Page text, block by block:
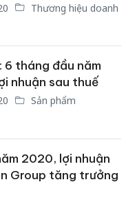
Thương hiệu doanh
6 tháng đầu năm
nhuận sau thuế
Sản phẩm
2020, lợi nhuận
Group tăng trưởng